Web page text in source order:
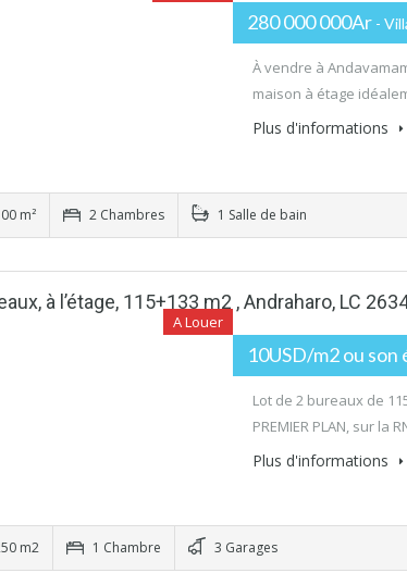
280 000 000Ar -
À vendre à
maison à étage
Plus d'informations
m² 2 Chambres 1 Salle de bain
à l’étage, 115+133 m2 , Andraharo, LC
A Louer
10USD/m2 ou
Lot de 2 bureaux de
PREMIER PLAN, sur la
Plus d'informations
m2 1 Chambre 3 Garages